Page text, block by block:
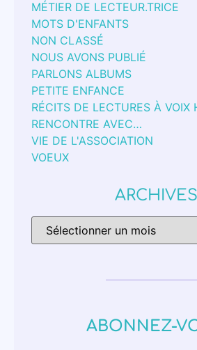
MÉTIER DE LECTEUR.TRICE
MOTS D'ENFANTS
NON CLASSÉ
NOUS AVONS PUBLIÉ
PARLONS ALBUMS
PETITE ENFANCE
RÉCITS DE LECTURES À VOIX
RENCONTRE AVEC…
VIE DE L'ASSOCIATION
VOEUX
ARCHIVES
ABONNEZ-